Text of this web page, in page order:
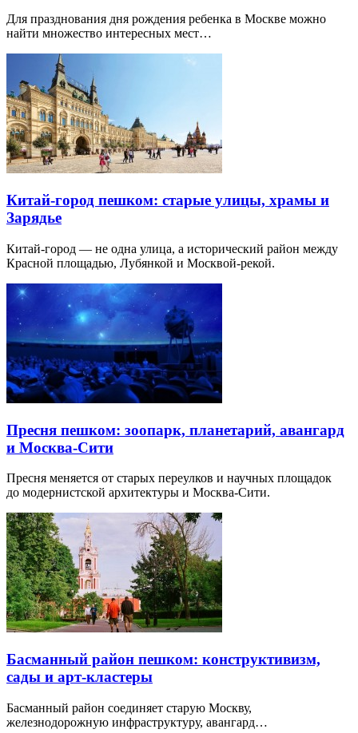
Для празднования дня рождения ребенка в Москве можно
найти множество интересных мест…
Китай-город пешком: старые улицы, храмы и
Зарядье
Китай-город — не одна улица, а исторический район между
Красной площадью, Лубянкой и Москвой-рекой.
Пресня пешком: зоопарк, планетарий, авангард
и Москва-Сити
Пресня меняется от старых переулков и научных площадок
до модернистской архитектуры и Москва-Сити.
Басманный район пешком: конструктивизм,
сады и арт-кластеры
Басманный район соединяет старую Москву,
железнодорожную инфраструктуру, авангард…